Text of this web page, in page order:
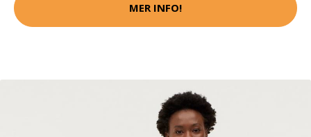
MER INFO!